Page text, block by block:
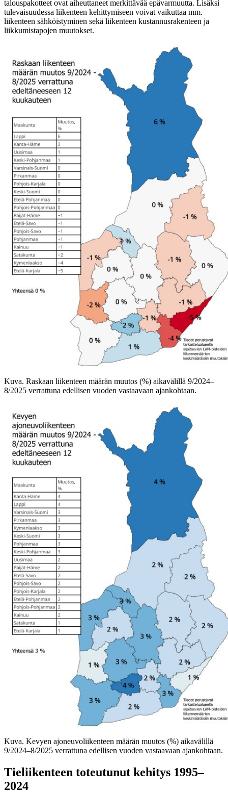
talouspakotteet ovat aiheuttaneet merkittävää epävarmuutta. Lisäksi
tulevaisuudessa liikenteen kehittymiseen voivat vaikuttaa mm.
liikenteen sähköistyminen sekä liikenteen kustannusrakenteen ja
liikkumistapojen muutokset.
Kuva. Raskaan liikenteen määrän muutos (%) aikavälillä 9/2024–
8/2025 verrattuna edellisen vuoden vastaavaan ajankohtaan.
Kuva. Kevyen ajoneuvoliikenteen määrän muutos (%) aikavälillä
9/2024–8/2025 verrattuna edellisen vuoden vastaavaan ajankohtaan.
Tieliikenteen toteutunut kehitys 1995–
2024